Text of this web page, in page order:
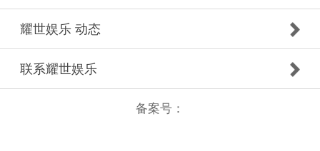
耀世娱乐 动态
联系耀世娱乐
备案号：